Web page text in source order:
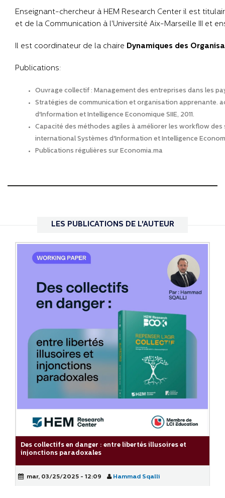
Enseignant-chercheur à HEM Research Center il est
et de la Communication à l'Université Aix-Marseille III et
Il est coordinateur de la chaire Dynamiques des
Publications:
Ouvrage collectif : Management des entreprises dans les
Stratégies de communication et organisation apprenante.
d'Information et Intelligence Economique SIIE, 2011.
Capacité des méthodes agiles à améliorer les workflow
international Systèmes d'Information et Intelligence
Publications régulières sur Economia.ma
LES PUBLICATIONS DE L'AUTEUR
Des collectifs en danger : entre libertés illusoires et
injonctions paradoxales
mar, 03/25/2025 - 12:09 Hammad Sqalli